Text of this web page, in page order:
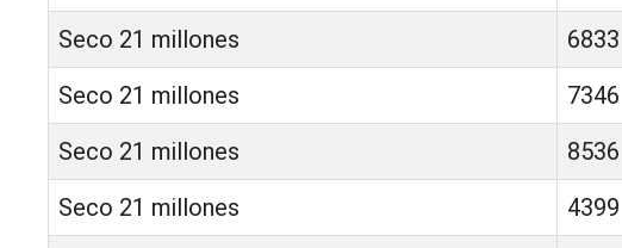
Seco 21 millones
6833
Seco 21 millones
7346
Seco 21 millones
8536
Seco 21 millones
4399